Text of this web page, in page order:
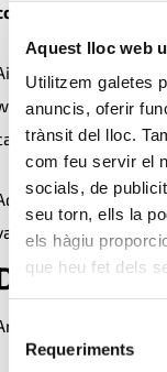
Aquest lloc web
Utilitzem galetes
anuncis, oferir
trànsit del lloc.
com feu servir el
socials, de
seu torn, ells la
els hàgiu
que heu fet dels
Selecció
Requeriments
una versió
el client pot
i tu pots
res de ‘no
sistema
frustrants
7:
tot revisat i